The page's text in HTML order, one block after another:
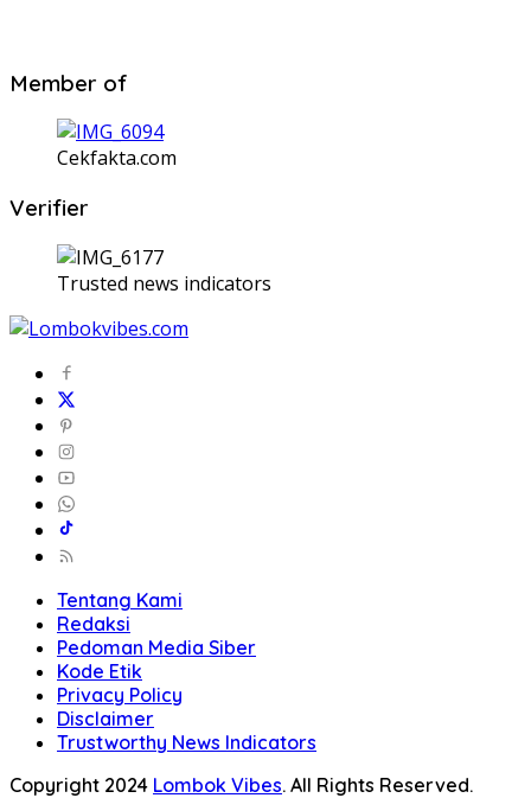
Member of
Cekfakta.com
Verifier
Trusted news indicators
Tentang Kami
Redaksi
Pedoman Media Siber
Kode Etik
Privacy Policy
Disclaimer
Trustworthy News Indicators
Copyright 2024 Lombok Vibes. All Rights Reserved.